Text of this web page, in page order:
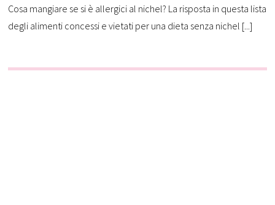
Cosa mangiare se si è allergici al nichel? La risposta in questa lista
degli alimenti concessi e vietati per una dieta senza nichel [...]